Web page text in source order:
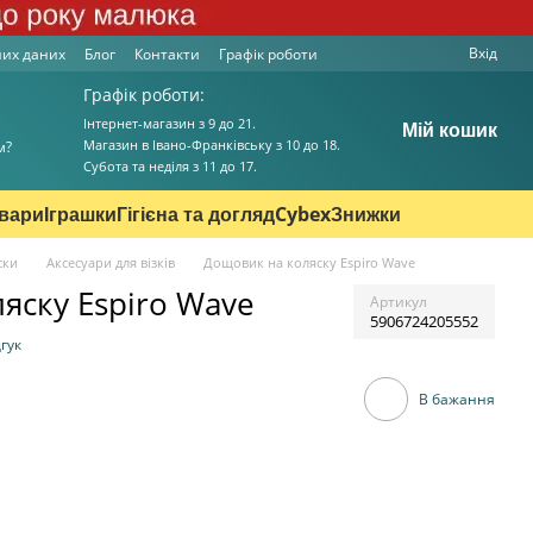
даних Блог Контакти Графік роботи Вхід
Графік роботи:
Інтернет-магазин з 9 до 21.
Магазин в Івано-Франківську з 10 до 18.
Cубота та неділя з 11 до 17.
Мій кошик
ІграшкиГігієна та доглядCybexЗнижки
Аксесуари для візків Дощовик на коляску Espiro Wave
Espiro Wave Артикул
5906724205552
В бажання